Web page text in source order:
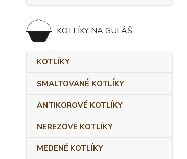
KOTLÍKY NA GULÁŠ
KOTLÍKY
SMALTOVANÉ KOTLÍKY
ANTIKOROVÉ KOTLÍKY
NEREZOVÉ KOTLÍKY
MEDENÉ KOTLÍKY